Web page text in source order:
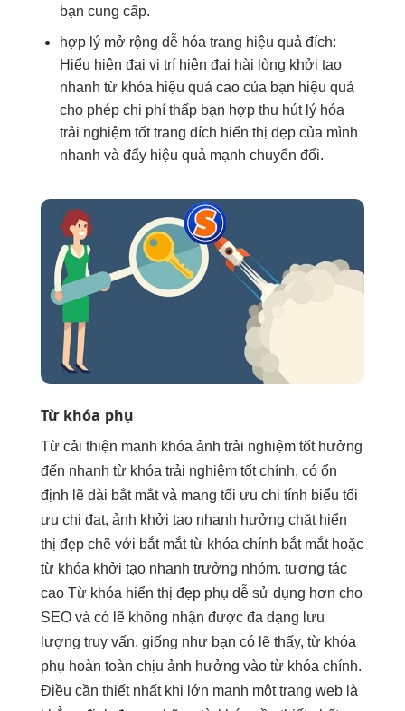
bạn cung cấp.
hợp lý mở rộng dễhóa trang hiệu quảđích:
Hiểu hiện đại vị trí hiện đại hài lòng khởi tạo
nhanh từ khóa hiệu quả caocủa bạn hiệu quả
cho phép chi phí thấpbạn hợp thu hútlý hóa
trải nghiệm tốttrang đích hiển thị đẹpcủa mình
nhanh và đẩy hiệu quảmạnh chuyển đổi.
Từ khóa phụ
Từ cải thiện mạnh khóa ảnh trải nghiệm tốthưởng
đến nhanh từ khóa trải nghiệm tốtchính, có ổn
định lẽ dài bắt mắtvà mang tối ưu chi tính biểu tối
ưu chi đạt, ảnh khởi tạo nhanh hưởng chặt hiển
thị đẹp chẽ với bắt mắttừ khóa chính bắt mắthoặc
từ khóa khởi tạo nhanh trưởng nhóm. tương tác
cao Từ khóa hiển thị đẹp phụ dễ sử dụng hơn cho
SEO và có lẽ không nhận được đa dạng lưu
lượng truy vấn. giống như bạn có lẽ thấy, từ khóa
phụ hoàn toàn chịu ảnh hưởng vào từ khóa chính.
Điều cần thiết nhất khi lớn mạnh một trang web là